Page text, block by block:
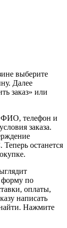
выберите
Далее
заказ» или
ФИО, телефон и
заказа.
останется
форму по
оплаты,
написать
Нажмите